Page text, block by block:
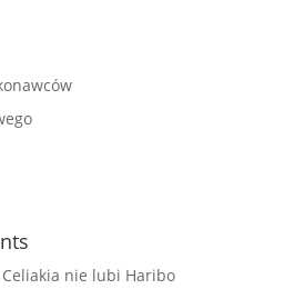
Celiakia nie lubi Haribo